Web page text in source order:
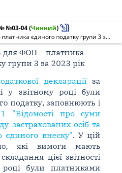
№ №03-04(Чинний)
Звітність із ЄСВ для ФОП – платника єдиного податку групи 3 за 2023 рік
для ФОП – платника
групи 3 за 2023 рік
декларації за
у звітному році були
податку, заповнюють і
"Відомості про суми
застрахованих осіб та
єдиного внеску". У цій
які вимоги мають
цієї звітності
були платниками